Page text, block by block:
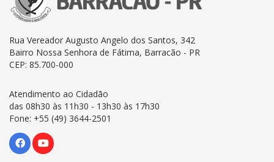
Rua Vereador Augusto Angelo dos Santos, 342
Bairro Nossa Senhora de Fátima, Barracão - PR
CEP: 85.700-000
Atendimento ao Cidadão
das 08h30 às 11h30 - 13h30 às 17h30
Fone: +55 (49) 3644-2501